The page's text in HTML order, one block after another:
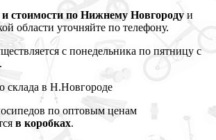
и стоимости по Нижнему Новгороду и
области уточняйте по телефону.
с понедельника по пятницу с
склада в Н.Новгороде
по оптовым ценам
в коробках.